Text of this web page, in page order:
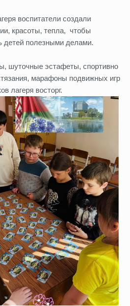
воспитатели создали
красоты, тепла, чтобы
детей полезными делами.
шуточные эстафеты, спортивно
марафоны подвижных игр
лагеря восторг.